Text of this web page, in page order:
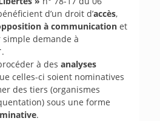
d’un droit d’accès,
à communication et
simple demande à
.
à des analyses
celles-ci soient nominatives
des tiers (organismes
sous une forme
.